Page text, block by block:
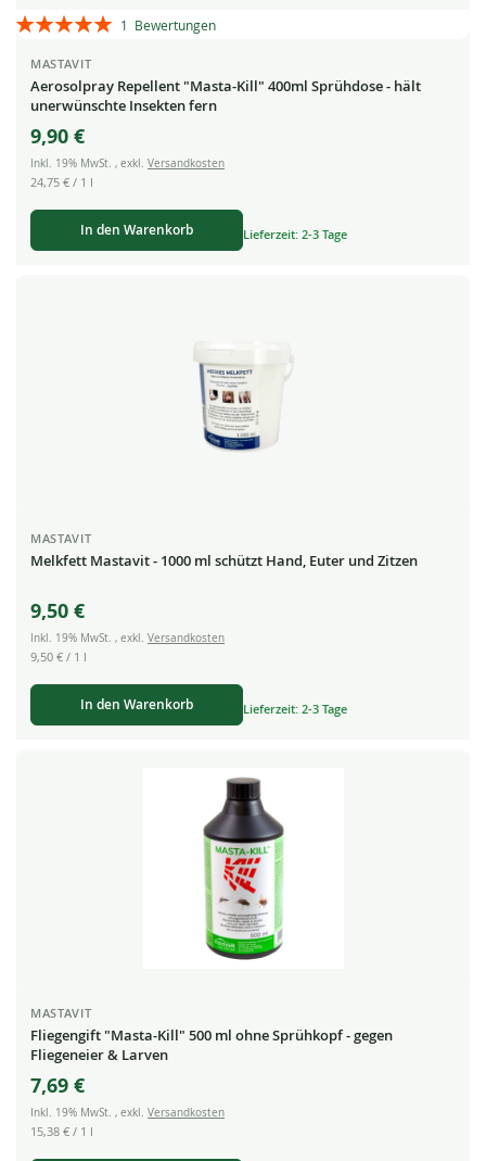
Bewertung:
1 Bewertungen
MASTAVIT
Aerosolpray Repellent "Masta-Kill" 400ml Sprühdose - hält
unerwünschte Insekten fern
9,90 €
Inkl. 19% MwSt. , exkl. Versandkosten
24,75 € / 1 l
In den Warenkorb Lieferzeit: 2-3 Tage
MASTAVIT
Melkfett Mastavit - 1000 ml schützt Hand, Euter und Zitzen
9,50 €
Inkl. 19% MwSt. , exkl. Versandkosten
9,50 € / 1 l
In den Warenkorb Lieferzeit: 2-3 Tage
MASTAVIT
Fliegengift "Masta-Kill" 500 ml ohne Sprühkopf - gegen
Fliegeneier & Larven
7,69 €
Inkl. 19% MwSt. , exkl. Versandkosten
15,38 € / 1 l